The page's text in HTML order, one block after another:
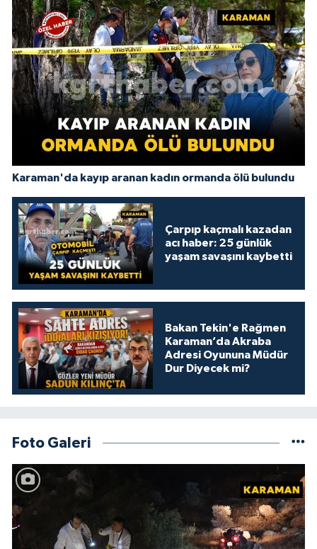
Karaman'da kayıp aranan kadın ormanda ölü bulundu
Çarpıp kaçmalı kazadan
acı haber: 25 günlük
yaşam savaşını kaybetti
Bakan Tekin'e Rağmen
Karaman’da Akraba
Adresi Oyununa Müdür
Dur Diyecek mi?
Foto Galeri